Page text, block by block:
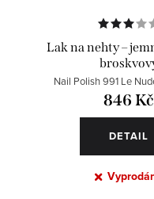
Lak na nehty –
Nail Polish 991 Le
846 Kč
DETAIL